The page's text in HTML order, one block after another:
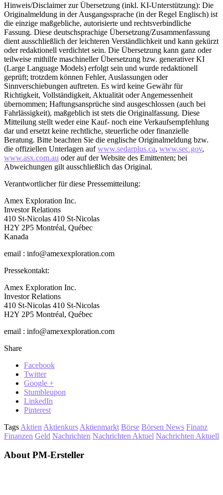
Hinweis/Disclaimer zur Übersetzung (inkl. KI-Unterstützung): Die
Originalmeldung in der Ausgangssprache (in der Regel Englisch) ist
die einzige maßgebliche, autorisierte und rechtsverbindliche
Fassung. Diese deutschsprachige Übersetzung/Zusammenfassung
dient ausschließlich der leichteren Verständlichkeit und kann gekürzt
oder redaktionell verdichtet sein. Die Übersetzung kann ganz oder
teilweise mithilfe maschineller Übersetzung bzw. generativer KI
(Large Language Models) erfolgt sein und wurde redaktionell
geprüft; trotzdem können Fehler, Auslassungen oder
Sinnverschiebungen auftreten. Es wird keine Gewähr für
Richtigkeit, Vollständigkeit, Aktualität oder Angemessenheit
übernommen; Haftungsansprüche sind ausgeschlossen (auch bei
Fahrlässigkeit), maßgeblich ist stets die Originalfassung. Diese
Mitteilung stellt weder eine Kauf- noch eine Verkaufsempfehlung
dar und ersetzt keine rechtliche, steuerliche oder finanzielle
Beratung. Bitte beachten Sie die englische Originalmeldung bzw.
die offiziellen Unterlagen aufwww.sedarplus.ca, www.sec.gov,
www.asx.com.au oder auf der Website des Emittenten; bei
Abweichungen gilt ausschließlich das Original.
Verantwortlicher für diese Pressemitteilung:
Amex Exploration Inc.
Investor Relations
410 St-Nicolas 410 St-Nicolas
H2Y 2P5 Montréal, Québec
Kanada
email : info@amexexploration.com
Pressekontakt:
Amex Exploration Inc.
Investor Relations
410 St-Nicolas 410 St-Nicolas
H2Y 2P5 Montréal, Québec
email : info@amexexploration.com
Share
Facebook
Twitter
Google +
Stumbleupon
LinkedIn
Pinterest
Tags Aktien Aktienkurs Aktienmarkt Börse Börsen News Finanz
Finanzen Geld Nachrichten Nachrichten Aktuel Nachrichten Aktuell
About PM-Ersteller